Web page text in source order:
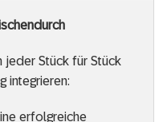
jeder Stück für Stück
integrieren:
erfolgreiche